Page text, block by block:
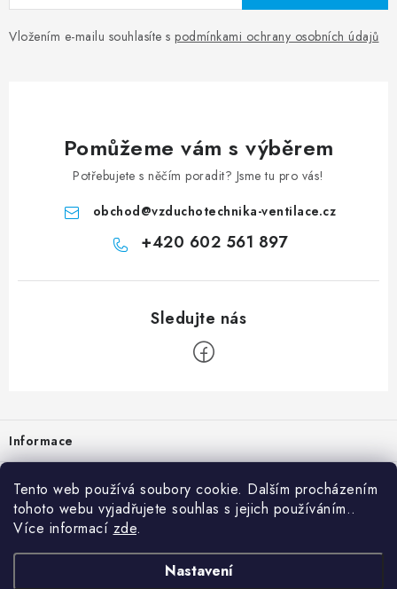
Tento web používá soubory cookie. Dalším procházením
tohoto webu vyjadřujete souhlas s jejich používáním..
Více informací zde.
Nastavení
Vložením e-mailu souhlasíte s podmínkami ochrany osobních údajů
Pomůžeme vám s výběrem
Potřebujete s něčím poradit? Jsme tu pro vás!
obchod@vzduchotechnika-ventilace.cz
+420 602 561 897
Informace
Prodejna
Rady a tipy